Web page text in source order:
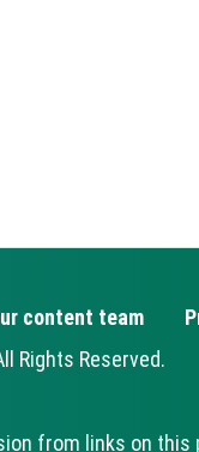
content team
Rights Reserved.
from links on this